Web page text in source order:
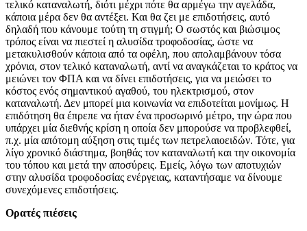
τελικό καταναλωτή, διότι μέχρι πότε θα αρμέγω την αγελάδα,
κάποια μέρα δεν θα αντέξει. Και θα ζει με επιδοτήσεις, αυτό
δηλαδή που κάνουμε τούτη τη στιγμή; Ο σωστός και βιώσιμος
τρόπος είναι να πιεστεί η αλυσίδα τροφοδοσίας, ώστε να
μετακυλισθούν κάποια από τα οφέλη, που απολαμβάνουν τόσα
χρόνια, στον τελικό καταναλωτή, αντί να αναγκάζεται το κράτος να
μειώνει τον ΦΠΑ και να δίνει επιδοτήσεις, για να μειώσει το
κόστος ενός σημαντικού αγαθού, του ηλεκτρισμού, στον
καταναλωτή. Δεν μπορεί μια κοινωνία να επιδοτείται μονίμως. Η
επιδότηση θα έπρεπε να ήταν ένα προσωρινό μέτρο, την ώρα που
υπάρχει μία διεθνής κρίση η οποία δεν μπορούσε να προβλεφθεί,
π.χ. μία απότομη αύξηση στις τιμές των πετρελαιοειδών. Τότε, για
λίγο χρονικό διάστημα, βοηθάς τον καταναλωτή και την οικονομία
του τόπου και μετά την αποσύρεις. Εμείς, λόγω των αποτυχιών
στην αλυσίδα τροφοδοσίας ενέργειας, καταντήσαμε να δίνουμε
συνεχόμενες επιδοτήσεις.
Ορατές πιέσεις